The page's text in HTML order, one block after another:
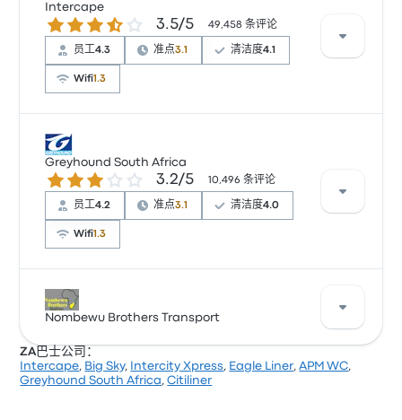
星。旅客对 车票资源 和 员工 特别满意，但对 无线上网
经常有所抱怨。 Big Sky 在此路线提供的票价为 ¥158 起
Intercape
3.5 / 5 星 3.5/5 49,458 条评论
员工4.3 准点3.1 清洁度4.1
Wifi1.3
根据 22 条评论，Intercape 提供的本行程被评为 4.2 颗
星。旅客对 电源插座 和 物有所值 特别满意，但也有旅
客抱怨 无线上网。 Intercape 在此路线提供的票价为
¥207 起
Greyhound South Africa
3.2 / 5 星 3.2/5 10,496 条评论
员工4.2 准点3.1 清洁度4.0
Wifi1.3
根据 10496 条评论，该公司在 Busbud 上被评为 3.2 颗
星。旅客对 车票资源 和 员工 特别满意，但对 无线上网
的票价为 ¥165 起
Nombewu Brothers Transport
Nombewu Brothers Transport 每天提供 1 班从 克萊克
ZA巴士公司：
Intercape, Big Sky, Intercity Xpress, Eagle Liner,APM WC,
Greyhound South Africa,Citiliner